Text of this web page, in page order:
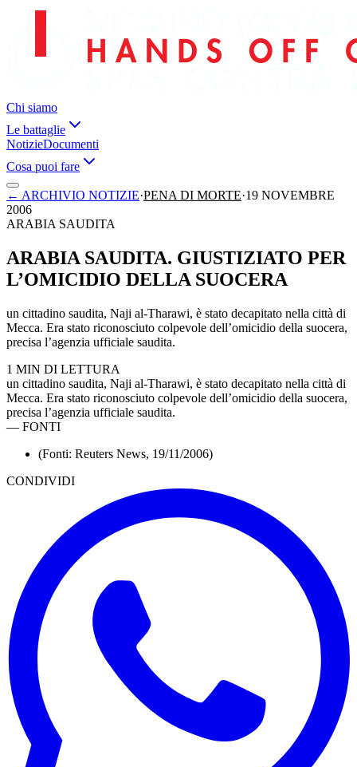
Chi siamo
Le battaglie
NotizieDocumenti
Cosa puoi fare
← ARCHIVIO NOTIZIE·PENA DI MORTE·19 NOVEMBRE
2006
ARABIA SAUDITA
ARABIA SAUDITA. GIUSTIZIATO PER
L’OMICIDIO DELLA SUOCERA
un cittadino saudita, Naji al-Tharawi, è stato decapitato nella città di
Mecca. Era stato riconosciuto colpevole dell’omicidio della suocera,
precisa l’agenzia ufficiale saudita.
1 MIN DI LETTURA
un cittadino saudita, Naji al-Tharawi, è stato decapitato nella città di
Mecca. Era stato riconosciuto colpevole dell’omicidio della suocera,
precisa l’agenzia ufficiale saudita.
— FONTI
(Fonti: Reuters News, 19/11/2006)
CONDIVIDI